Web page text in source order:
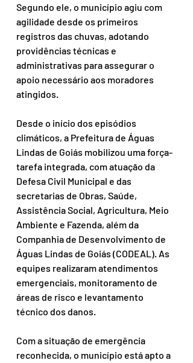
Segundo ele, o município agiu com
agilidade desde os primeiros
registros das chuvas, adotando
providências técnicas e
administrativas para assegurar o
apoio necessário aos moradores
atingidos.
Desde o início dos episódios
climáticos, a Prefeitura de Águas
Lindas de Goiás mobilizou uma força-
tarefa integrada, com atuação da
Defesa Civil Municipal e das
secretarias de Obras, Saúde,
Assistência Social, Agricultura, Meio
Ambiente e Fazenda, além da
Companhia de Desenvolvimento de
Águas Lindas de Goiás (CODEAL). As
equipes realizaram atendimentos
emergenciais, monitoramento de
áreas de risco e levantamento
técnico dos danos.
Com a situação de emergência
reconhecida, o município está apto a